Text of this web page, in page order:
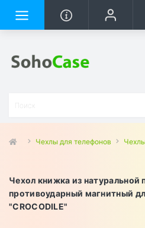
Чехлы для телефонов
Чехол книжка из
противоударный магнитный
"CROCODILE"